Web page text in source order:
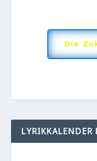
Die
LYRIKKALENDER